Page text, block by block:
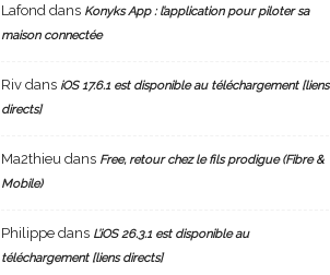
Lafond dans Konyks App : l’application pour piloter sa
maison connectée
Rivdans iOS 17.6.1 est disponible au téléchargement [liens
directs]
Ma2thieu dans Free, retour chez le fils prodigue (Fibre &
Mobile)
Philippedans L’iOS 26.3.1 est disponible au
téléchargement [liens directs]